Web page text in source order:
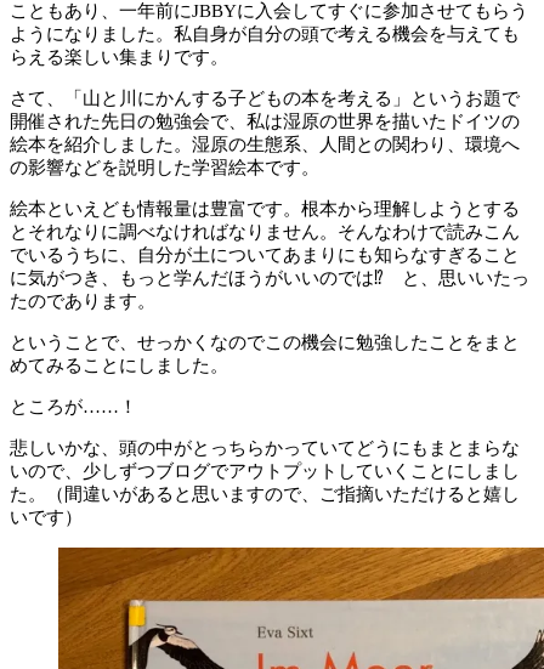
こともあり、一年前にJBBYに入会してすぐに参加させてもらう
ようになりました。私自身が自分の頭で考える機会を与えても
らえる楽しい集まりです。
さて、「山と川にかんする子どもの本を考える」というお題で
開催された先日の勉強会で、私は湿原の世界を描いたドイツの
絵本を紹介しました。湿原の生態系、人間との関わり、環境へ
の影響などを説明した学習絵本です。
絵本といえども情報量は豊富です。根本から理解しようとする
とそれなりに調べなければなりません。そんなわけで読みこん
でいるうちに、
自分が土についてあまりにも知らなすぎること
に気がつき、もっと学んだほうがいいのでは⁉︎ と、思いいたっ
たのであります。
ということで、せっかくなのでこの機会に勉強したことをまと
めてみることにしました。
ところが……！
悲しいかな、頭の中がとっちらかっていてどうにもまとまらな
いので、少しずつブログでアウトプットしていくことにしまし
た。（間違いがあると思いますので、ご指摘いただけると嬉し
いです）